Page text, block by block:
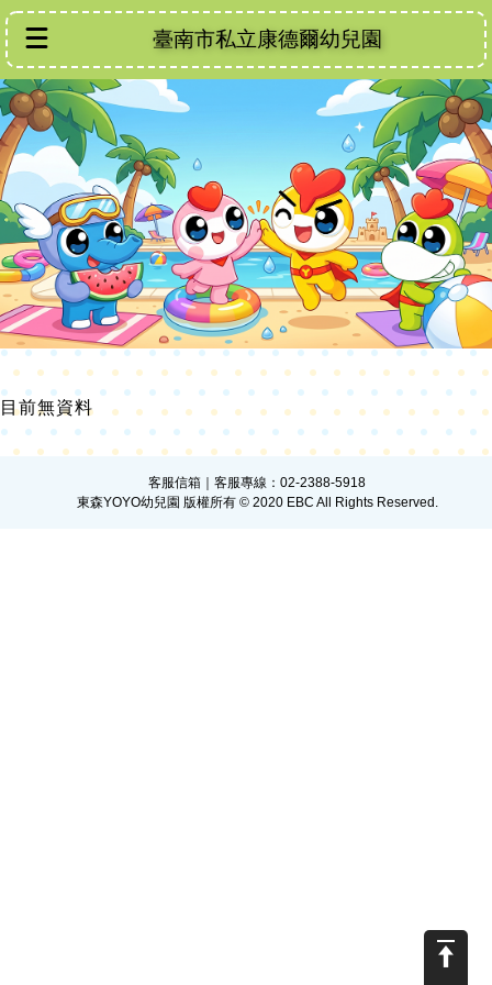
臺南市私立康德爾幼兒園
目前無資料
客服信箱 ｜客服專線：02-2388-5918
東森YOYO幼兒園 版權所有 © 2020 EBC All Rights Reserved.